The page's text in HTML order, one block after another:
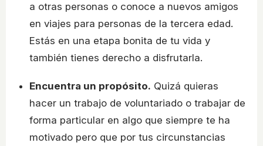
a otras personas o conoce a nuevos amigos
en viajes para personas de la tercera edad.
Estás en una etapa bonita de tu vida y
también tienes derecho a disfrutarla.
Encuentra un propósito. Quizá quieras
hacer un trabajo de voluntariado o trabajar de
forma particular en algo que siempre te ha
motivado pero que por tus circunstancias